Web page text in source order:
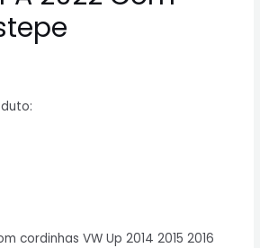
cordinhas VW Up 2014 2015 2016